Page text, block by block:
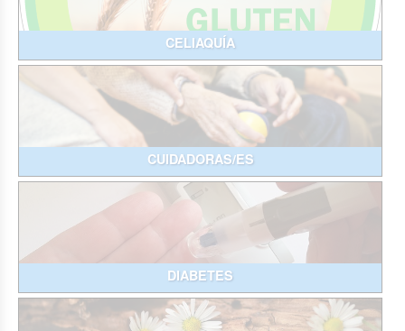
CELIAQUÍA
CUIDADORAS/ES
DIABETES